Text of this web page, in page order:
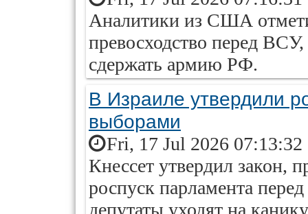
Аналитики из США
превосходство перед
сдержать армию РФ.
В Израиле утвердили
выборами
Fri, 17 Jul 2026 07:13:32
Кнессет утвердил закон,
роспуск парламента
депутаты уходят на